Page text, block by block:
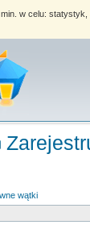
w celu:
wątki